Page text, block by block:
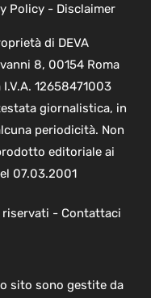
Policy- Disclaimer
di DEVA
8, 00154 Roma
12658471003
giornalistica, in
periodicità. Non
editoriale ai
07.03.2001
- Contattaci
sito sono gestite da